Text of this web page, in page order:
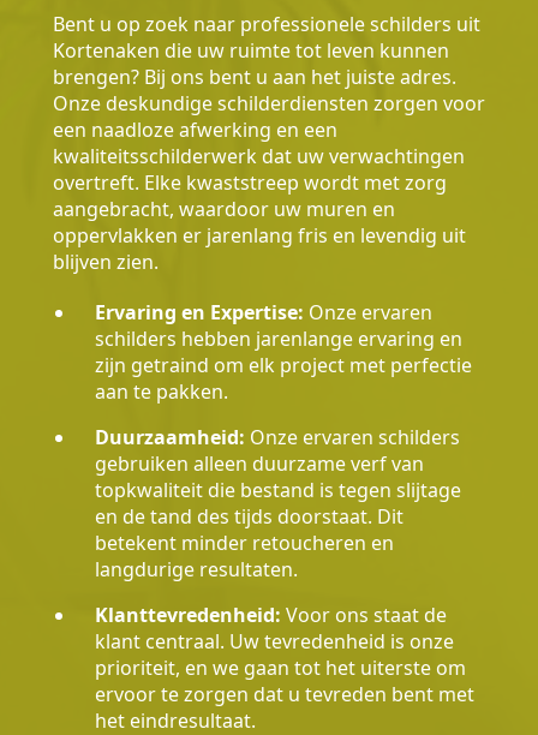
Bent u op zoek naar professionele schilders uit
Kortenaken die uw ruimte tot leven kunnen
brengen? Bij ons bent u aan het juiste adres.
Onze deskundige schilderdiensten zorgen voor
een naadloze afwerking en een
kwaliteitsschilderwerk dat uw verwachtingen
overtreft. Elke kwaststreep wordt met zorg
aangebracht, waardoor uw muren en
oppervlakken er jarenlang fris en levendig uit
blijven zien.
Ervaring en Expertise: Onze ervaren
schilders hebben jarenlange ervaring en
zijn getraind om elk project met perfectie
aan te pakken.
Duurzaamheid: Onze ervaren schilders
gebruiken alleen duurzame verf van
topkwaliteit die bestand is tegen slijtage
en de tand des tijds doorstaat. Dit
betekent minder retoucheren en
langdurige resultaten.
Klanttevredenheid: Voor ons staat de
klant centraal. Uw tevredenheid is onze
prioriteit, en we gaan tot het uiterste om
ervoor te zorgen dat u tevreden bent met
het eindresultaat.